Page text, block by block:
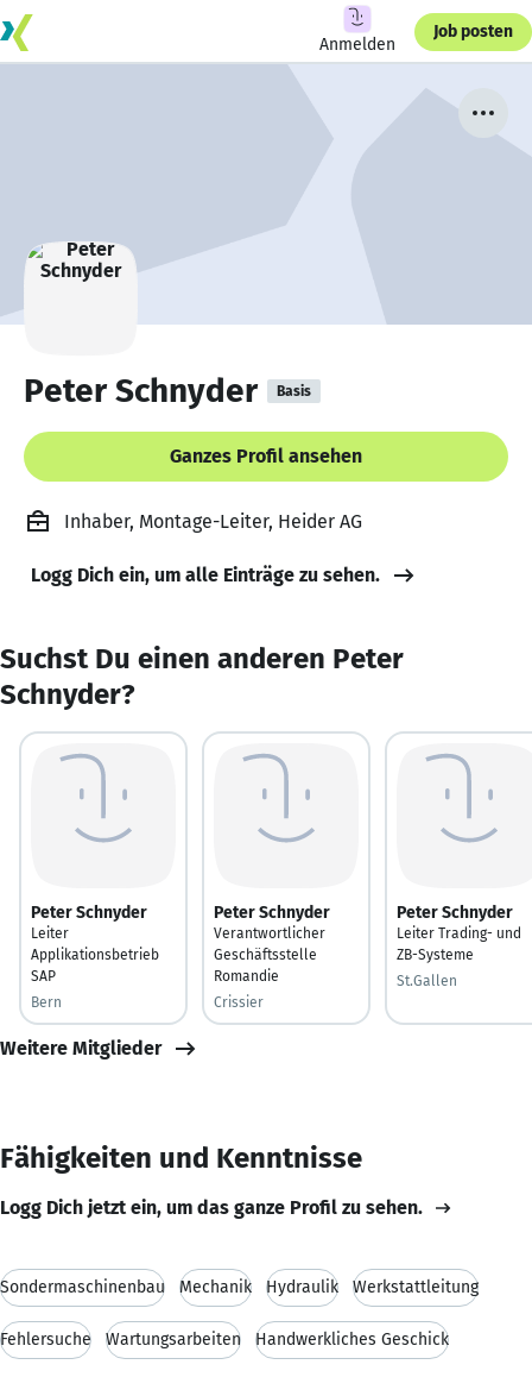
Anmelden
Job posten
Peter Schnyder Basis
Ganzes Profil ansehen
Inhaber, Montage-Leiter, Heider AG
Logg Dich ein, um alle Einträge zu sehen.
Suchst Du einen anderen Peter
Schnyder?
Peter Schnyder
Leiter
Applikationsbetrieb
SAP
Bern
Peter Schnyder
Verantwortlicher
Geschäftsstelle
Romandie
Crissier
Peter Schnyder
Leiter Trading- und
ZB-Systeme
St.Gallen
Weitere Mitglieder
Fähigkeiten und Kenntnisse
Logg Dich jetzt ein, um das ganze Profil zu sehen.
Sondermaschinenbau Mechanik Hydraulik Werkstattleitung
Fehlersuche Wartungsarbeiten Handwerkliches Geschick